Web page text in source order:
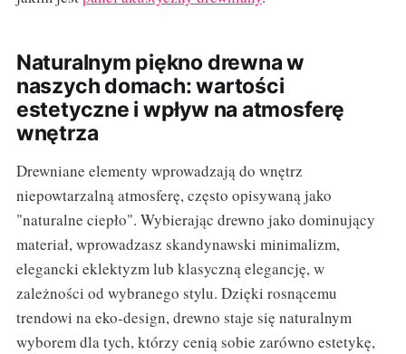
Naturalnym piękno drewna w
naszych domach: wartości
estetyczne i wpływ na atmosferę
wnętrza
Drewniane elementy wprowadzają do wnętrz
niepowtarzalną atmosferę, często opisywaną jako
"naturalne ciepło". Wybierając drewno jako dominujący
materiał, wprowadzasz skandynawski minimalizm,
elegancki eklektyzm lub klasyczną elegancję, w
zależności od wybranego stylu. Dzięki rosnącemu
trendowi na eko-design, drewno staje się naturalnym
wyborem dla tych, którzy cenią sobie zarówno estetykę,